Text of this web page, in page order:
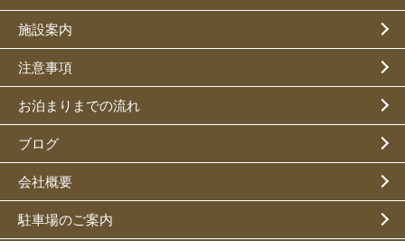
施設案内
注意事項
お泊まりまでの流れ
ブログ
会社概要
駐車場のご案内